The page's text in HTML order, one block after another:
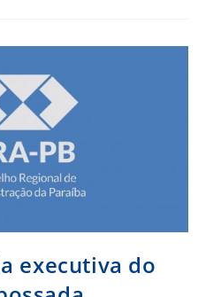
executiva do